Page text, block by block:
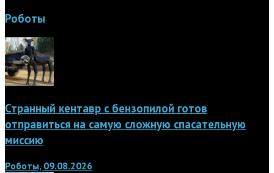
Роботы
Странный кентавр с бензопилой готов
отправиться на самую сложную спасательную
миссию
Роботы, 09.08.2026